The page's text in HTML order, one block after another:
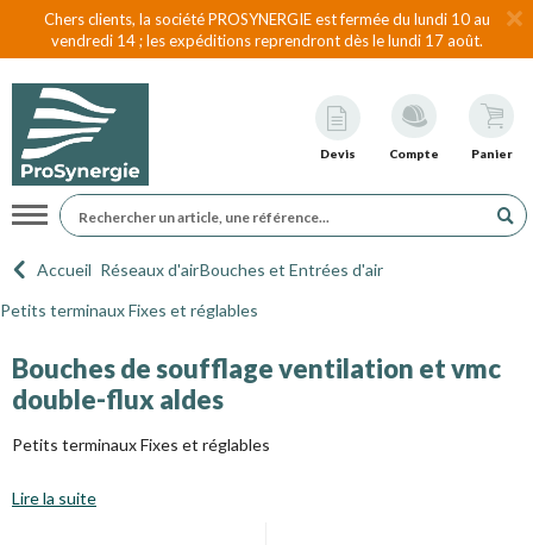
Chers clients, la société PROSYNERGIE est fermée du lundi 10 au
vendredi 14 ; les expéditions reprendront dès le lundi 17 août.
Devis Compte Panier
Navigation
Accueil Réseaux d'airBouches et Entrées d'air
Petits terminaux Fixes et réglables
Bouches de soufflage ventilation et vmc
double-flux aldes
Petits terminaux Fixes et réglables
Lire la suite